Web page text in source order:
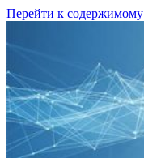
Перейти к содержимому